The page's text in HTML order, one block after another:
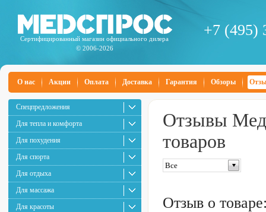
Сертифицированный магазин официального дилера
© 2006-2026
+7 (495)
О нас Акции Оплата Доставка Гарантия Обзоры
Спецпредложения
Для тепла и комфорта
Для похудения
Для спорта
Для отдыха
Для массажа
Для красоты
Отзывы
товаров
Все
Отзыв о